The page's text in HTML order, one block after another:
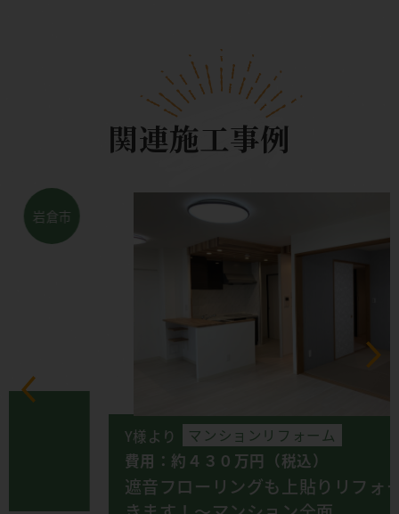
関連施工事例
マンションリフォーム
費用：約４３０万円（税込）
遮音フローリングも上貼りリフォームで